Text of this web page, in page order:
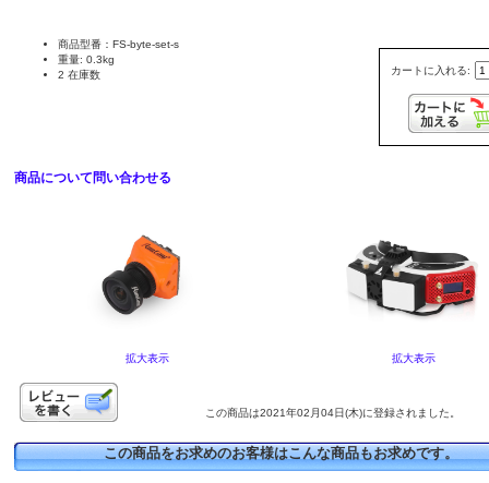
カートに入れる:
商品型番：FS-byte-set-s
重量: 0.3kg
2 在庫数
商品について問い合わせる
拡大表示 拡大表示
この商品は2021年02月04日(木)に登録されました。
この商品をお求めのお客様はこんな商品もお求めです。